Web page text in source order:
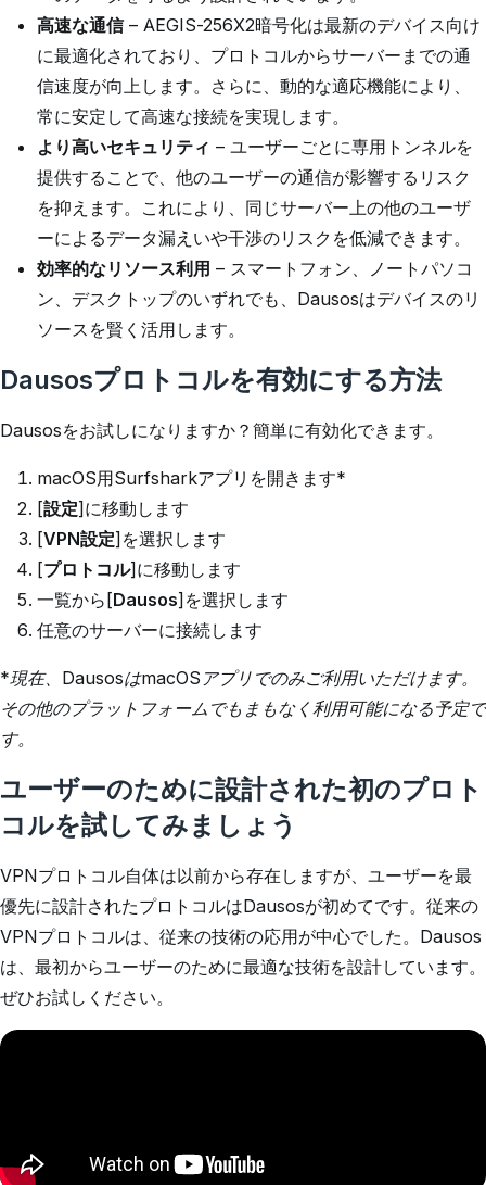
高速な通信– AEGIS-256X2暗号化は最新のデバイス向け
に最適化されており、プロトコルからサーバーまでの通
信速度が向上します。さらに、動的な適応機能により、
常に安定して高速な接続を実現します。
より高いセキュリティ – ユーザーごとに専用トンネルを
提供することで、他のユーザーの通信が影響するリスク
を抑えます。これにより、同じサーバー上の他のユーザ
ーによるデータ漏えいや干渉のリスクを低減できます。
効率的なリソース利用 – スマートフォン、ノートパソコ
ン、デスクトップのいずれでも、Dausosはデバイスのリ
ソースを賢く活用します。
Dausosプロトコルを有効にする方法
Dausosをお試しになりますか？簡単に有効化できます。
macOS用Surfsharkアプリを開きます*
[設定]に移動します
[VPN設定]を選択します
[プロトコル]に移動します
一覧から[Dausos]を選択します
任意のサーバーに接続します
*現在、DausosはmacOSアプリでのみご利用いただけます。
その他のプラットフォームでもまもなく利用可能になる予定で
す。
ユーザーのために設計された初のプロト
コルを試してみましょう
VPNプロトコル自体は以前から存在しますが、ユーザーを最
優先に設計されたプロトコルはDausosが初めてです。従来の
VPNプロトコルは、従来の技術の応用が中心でした。Dausos
は、最初からユーザーのために最適な技術を設計しています。
ぜひお試しください。